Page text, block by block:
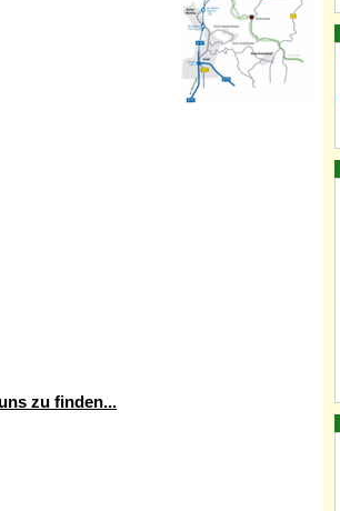
zu finden...